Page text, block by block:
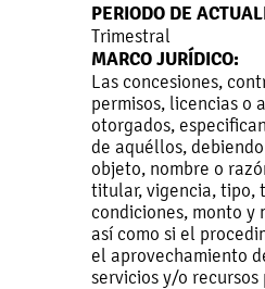
PERIODO DE
Trimestral
MARCO JURÍDICO:
Las concesiones,
permisos, licencias o
otorgados,
de aquéllos,
objeto, nombre o
titular, vigencia, tipo,
condiciones, monto y
así como si el
el aprovechamiento
servicios y/o recursos